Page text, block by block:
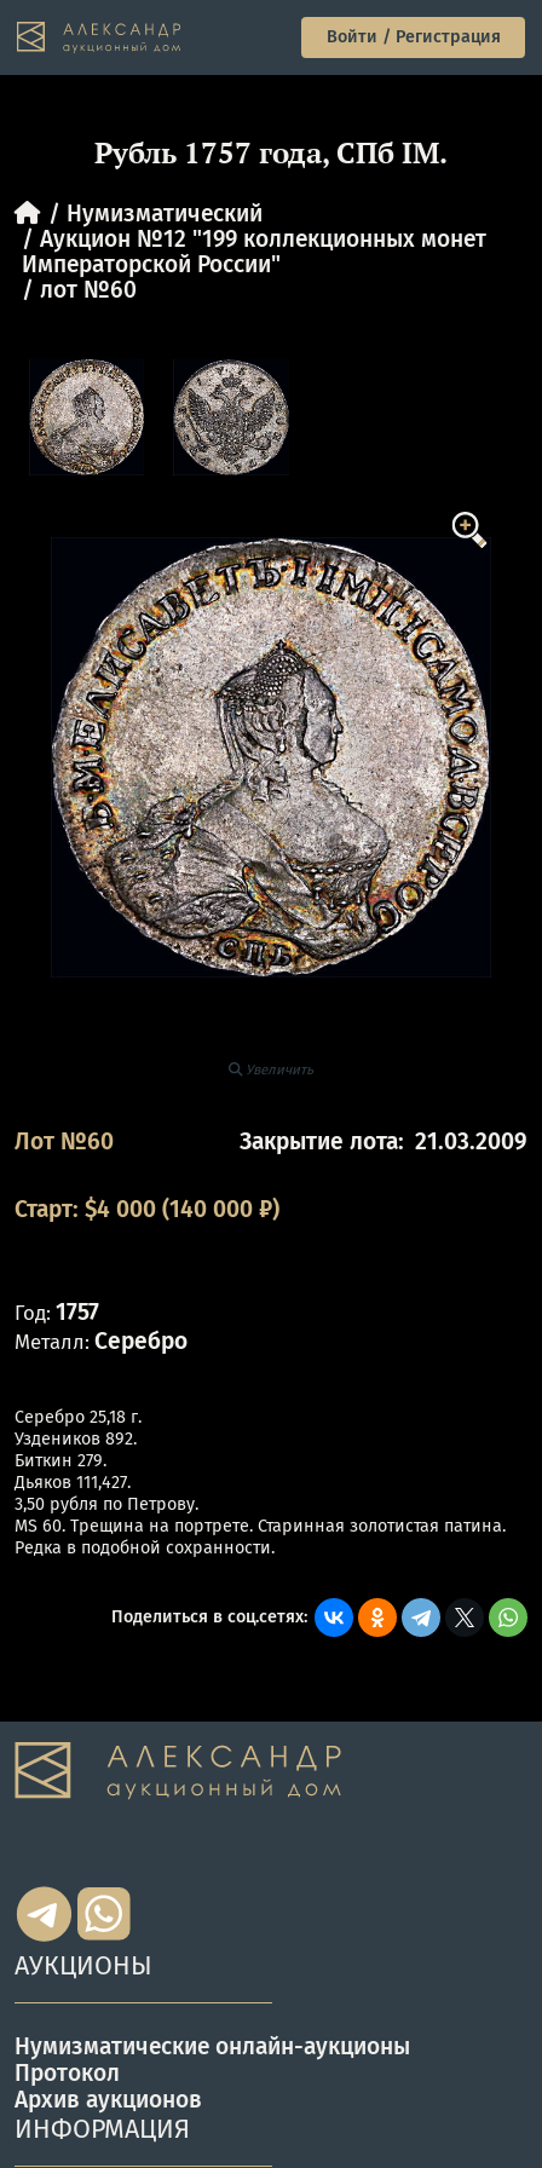
Войти / Регистрация
Рубль 1757 года, СПб IM.
Нумизматический
Аукцион №12 "199 коллекционных монет
Императорской России"
лот №60
Увеличить
Лот №60 Закрытие лота: 21.03.2009
Старт: $4 000(140 000 ₽)
Год: 1757
Металл: Серебро
Серебро 25,18 г.
Уздеников 892.
Биткин 279.
Дьяков 111,427.
3,50 рубля по Петрову.
MS 60. Трещина на портрете. Старинная золотистая патина.
Редка в подобной сохранности.
Поделиться в соц.сетях:
АУКЦИОНЫ
Нумизматические онлайн-аукционы
Протокол
Архив аукционов
ИНФОРМАЦИЯ